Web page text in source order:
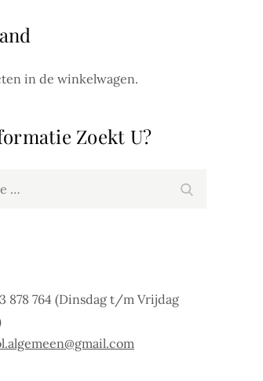
in de winkelwagen.
Zoekt U?
878 764 (Dinsdag t/m Vrijdag